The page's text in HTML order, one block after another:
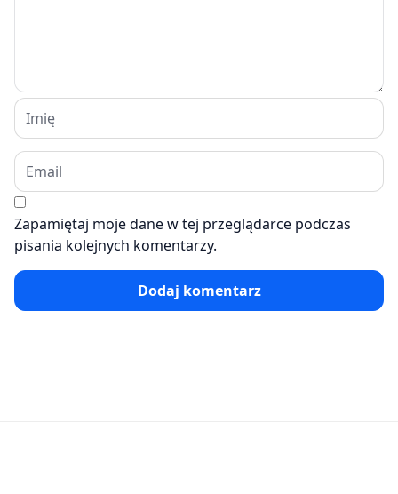
Zapamiętaj moje dane w tej przeglądarce podczas
pisania kolejnych komentarzy.
Dodaj komentarz